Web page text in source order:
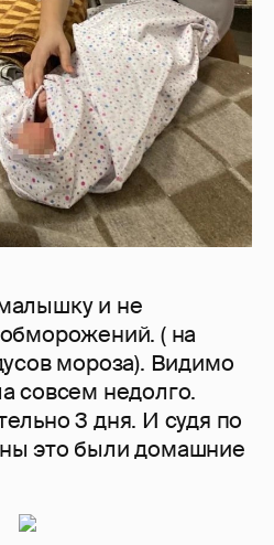
и не
( на
мороза). Видимо
совсем недолго.
3 дня. И судя по
это были домашние